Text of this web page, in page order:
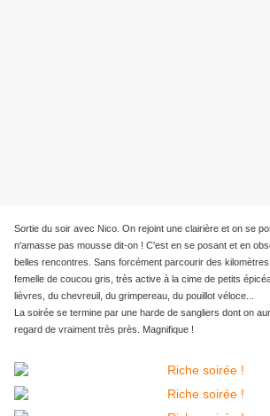
Sortie du soir avec Nico. On rejoint une clairière et on se
n'amasse pas mousse dit-on ! C'est en se posant et en
belles rencontres. Sans forcément parcourir des
femelle de coucou gris, très active à la cime de petits
lièvres, du chevreuil, du grimpereau, du pouillot véloce...
La soirée se termine par une harde de sangliers dont on
regard de vraiment très près. Magnifique !